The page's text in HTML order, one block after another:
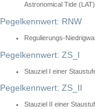
Astronomical Tide
Pegelkennwert: RNW
Regulierungs-
Pegelkennwert: ZS_I
Stauziel I einer
Pegelkennwert: ZS_II
Stauziel II einer